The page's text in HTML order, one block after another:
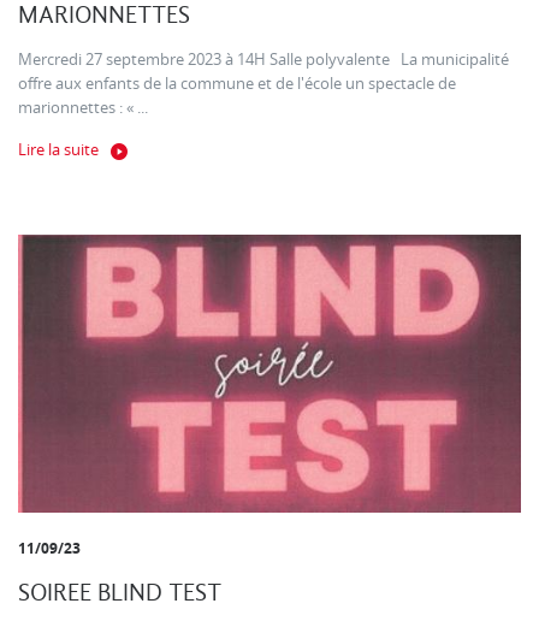
MARIONNETTES
Mercredi 27 septembre 2023 à 14H Salle polyvalente La municipalité
offre aux enfants de la commune et de l'école un spectacle de
marionnettes : « ...
Lire la suite
11/09/23
SOIREE BLIND TEST